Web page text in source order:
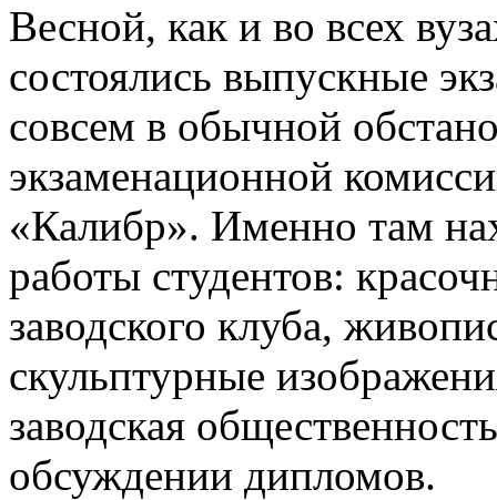
Весной, как и во всех
состоялись выпускные
совсем в обычной
экзаменационной
«Калибр». Именно там
работы студентов:
заводского клуба,
скульптурные
заводская
обсуждении дипломов.